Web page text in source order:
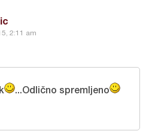
2:11 am
...Odlično spremljeno